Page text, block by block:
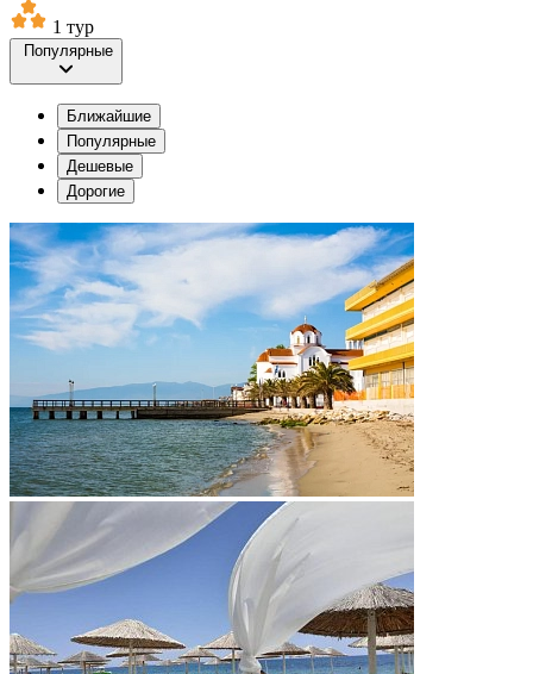
1 тур
Популярные
Ближайшие
Популярные
Дешевые
Дорогие